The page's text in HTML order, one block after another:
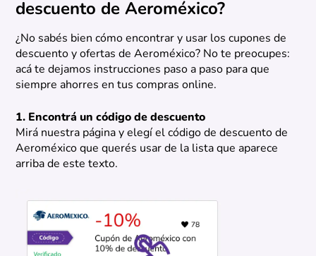
descuento de Aeroméxico?
¿No sabés bien cómo encontrar y usar los cupones de
descuento y ofertas de Aeroméxico? No te preocupes:
acá te dejamos instrucciones paso a paso para que
siempre ahorres en tus compras online.
1. Encontrá un código de descuento
Mirá nuestra página y elegí el código de descuento de
Aeroméxico que querés usar de la lista que aparece
arriba de este texto.